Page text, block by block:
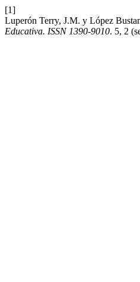
[1]
Luperón Terry, J.M. y López
Educativa. ISSN 1390-9010. 5, 2